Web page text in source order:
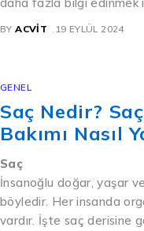
BY ACVIT 19 EYLÜL 2024
GENEL
Saç Nedir?
Bakımı Nasıl
Saç
İnsanoğlu doğar, yaşar
böyledir. Her insanda
vardır. İşte saç derisine